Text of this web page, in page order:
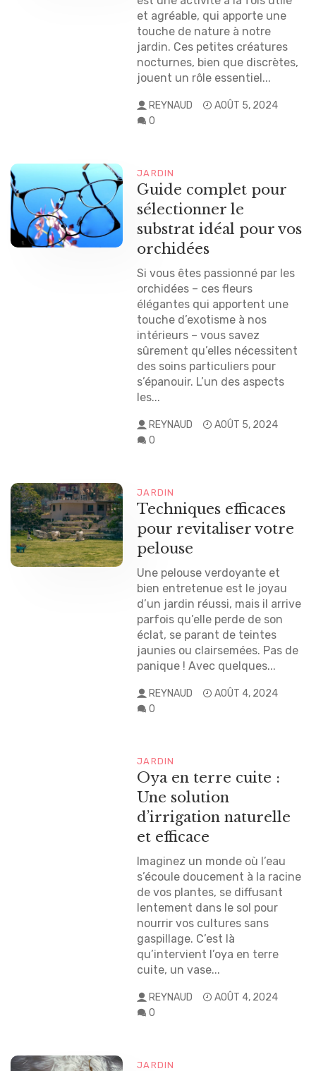
et agréable, qui apporte une
touche de nature à notre
jardin. Ces petites créatures
nocturnes, bien que discrètes,
jouent un rôle essentiel...
REYNAUD
AOÛT 5, 2024
0
JARDIN
Guide complet pour
sélectionner le
substrat idéal pour vos
orchidées
Si vous êtes passionné par les
orchidées – ces fleurs
élégantes qui apportent une
touche d’exotisme à nos
intérieurs – vous savez
sûrement qu’elles nécessitent
des soins particuliers pour
s’épanouir. L’un des aspects
les...
REYNAUD
AOÛT 5, 2024
0
JARDIN
Techniques efficaces
pour revitaliser votre
pelouse
Une pelouse verdoyante et
bien entretenue est le joyau
d’un jardin réussi, mais il arrive
parfois qu’elle perde de son
éclat, se parant de teintes
jaunies ou clairsemées. Pas de
panique ! Avec quelques...
REYNAUD
AOÛT 4, 2024
0
JARDIN
Oya en terre cuite :
Une solution
d’irrigation naturelle
et efficace
Imaginez un monde où l’eau
s’écoule doucement à la racine
de vos plantes, se diffusant
lentement dans le sol pour
nourrir vos cultures sans
gaspillage. C’est là
qu’intervient l’oya en terre
cuite, un vase...
REYNAUD
AOÛT 4, 2024
0
JARDIN